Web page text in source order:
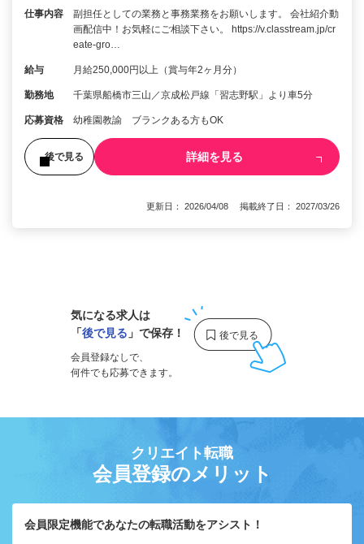
仕事内容
副担任としての業務と事務業務をお願いします。 会社紹介動
画配信中！お気軽にご相談下さい。 https://v.classtream.jp/cr
eate-gro…
給与 月給250,000円以上（賞与年2ヶ月分）
勤務地 千葉県船橋市三山／京成松戸線「習志野駅」より車5分
応募資格 幼稚園教諭 ブランクある方もOK
後で見る 詳細を見る
更新日： 2026/04/08 掲載終了日： 2027/03/26
気になる求人は
「後で見る 」で保存！
会員登録なしで、
何件でも応募できます。
クリエイト転職
会員登録のメリット
会員限定機能であなたの転職活動をアシスト！